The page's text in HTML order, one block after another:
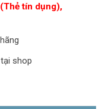
tín dụng),
shop